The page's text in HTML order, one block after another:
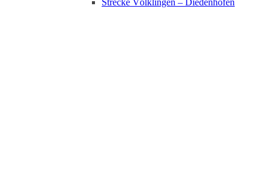
Strecke Völklingen – Diedenhofen